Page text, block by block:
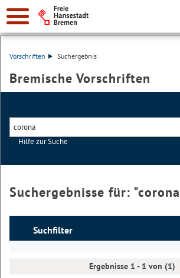
Vorschriften Suchergebnis
Bremische Vorschriften
Hilfe zur Suche
Suchergebnisse für: "corona
Suchfilter
Ergebnisse 1 - 1 von (1)